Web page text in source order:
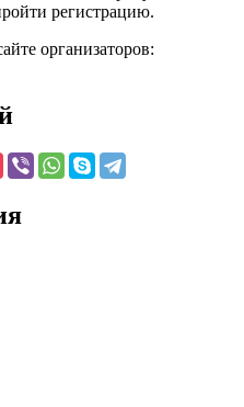
регистрацию.
организаторов: